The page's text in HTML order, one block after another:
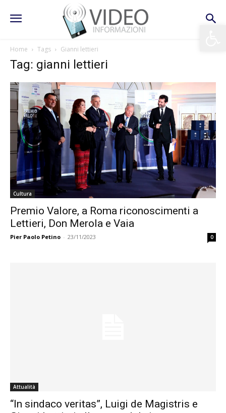
Home Tags Gianni lettieri
Tag: gianni lettieri
Cultura
Premio Valore, a Roma riconoscimenti a
Lettieri, Don Merola e Vaia
Pier Paolo Petino - 23/11/2023 0
Attualità
“In sindaco veritas”, Luigi de Magistris e